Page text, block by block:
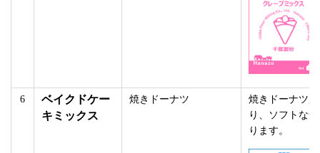
6
ベイクドケー
キミックス
焼きドーナツ
焼きドーナツ
り、ソフトな
ります。